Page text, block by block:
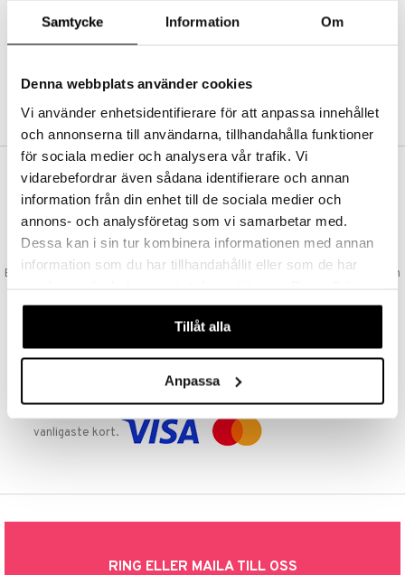
Samtycke Information Om
Denna webbplats använder cookies
Vi använder enhetsidentifierare för att anpassa innehållet
och annonserna till användarna, tillhandahålla funktioner
för sociala medier och analysera vår trafik. Vi
vidarebefordrar även sådana identifierare och annan
information från din enhet till de sociala medier och
annons- och analysföretag som vi samarbetar med.
Dessa kan i sin tur kombinera informationen med annan
information som du har tillhandahållit eller som de har
våra cookies vid fortsatt användande av vår webbplats.
Tillåt alla
Anpassa
Önskelistor
SKAPA KUND
VAD KOSTAR FRAKTEN?
Vi erbjuder fri frakt från 350 kr. Vår gräns för fraktfri leverans bestäms
utifån vilken avdelning du handlar från. Läs mer här »
SNABBA LEVERANSER
Beställningar lagda före 14:00 (gäller varor i lager) skickas normalt ut från
GODKÄND AV LÄKEMEDELSVERKET
Läkemedelsverket gällande försäljning av läkemedel.
TRYGGA KÖP
Handla tryggt & säkert via faktura, delbetalning eller marknadens
vanligaste kort.
RING ELLER MAILA TILL OSS